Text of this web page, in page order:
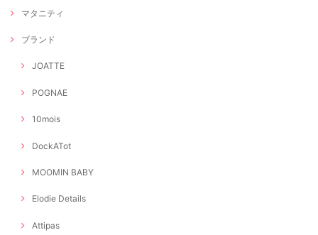
マタニティ
ブランド
JOATTE
POGNAE
10mois
DockATot
MOOMIN BABY
Elodie Details
Attipas